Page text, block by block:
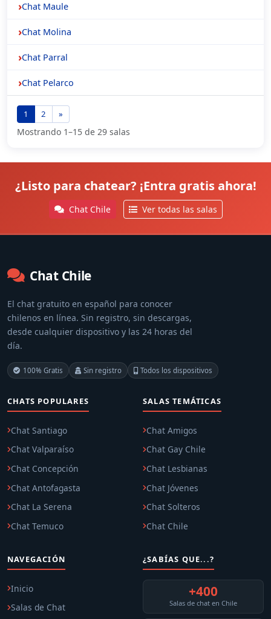
Chat Maule
Chat Molina
Chat Parral
Chat Pelarco
1 2 »
Mostrando 1–15 de 29 salas
¿Listo para chatear? ¡Entra gratis ahora!
Chat Chile Ver todas las salas
Chat Chile
El chat gratuito en español para conocer
chilenos en línea. Sin registro, sin descargas,
desde cualquier dispositivo y las 24 horas del
día.
100% Gratis Sin registro Todos los dispositivos
CHATS POPULARES
Chat Santiago
Chat Valparaíso
Chat Concepción
Chat Antofagasta
Chat La Serena
Chat Temuco
SALAS TEMÁTICAS
Chat Amigos
Chat Gay Chile
Chat Lesbianas
Chat Jóvenes
Chat Solteros
Chat Chile
NAVEGACIÓN
Inicio
Salas de Chat
¿SABÍAS QUE...?
+400
Salas de chat en Chile